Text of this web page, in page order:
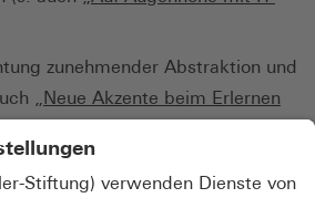
zunehmender Abstraktion und
„ Neue Akzente beim Erlernen